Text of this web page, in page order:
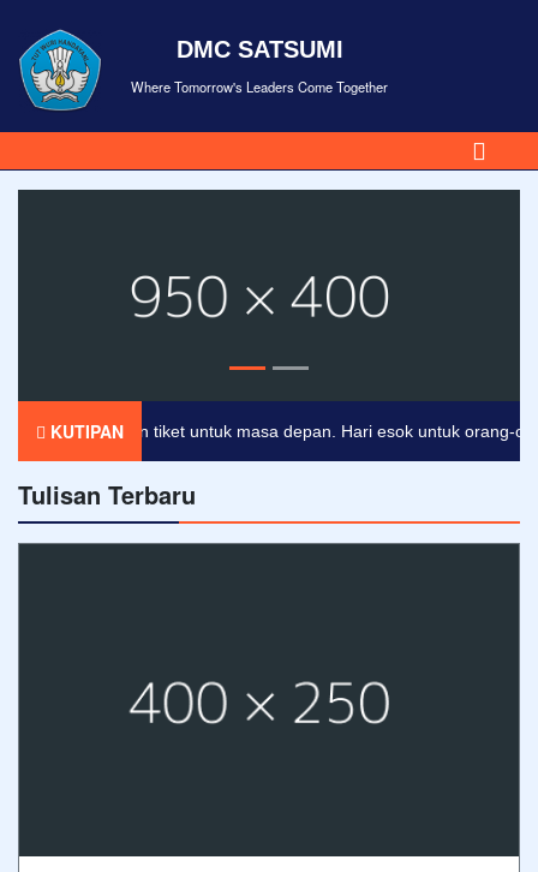
DMC SATSUMI
Where Tomorrow's Leaders Come Together
KUTIPAN
merupakan tiket untuk masa depan. Hari esok untuk orang-
Tulisan Terbaru